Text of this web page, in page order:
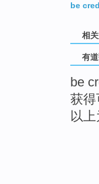
be
相
有
be
获得
以